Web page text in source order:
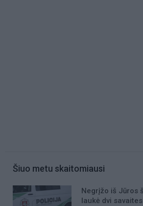
Šiuo metu skaitomiausi
Negrįžo iš Jūros
laukė dvi savaites